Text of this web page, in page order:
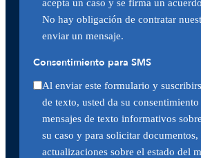
acepta un caso y se firma un
No hay obligación de contratar
enviar un mensaje.
Consentimiento para SMS
Al enviar este formulario y
de texto, usted da su
mensajes de texto informativos
su caso y para solicitar
actualizaciones sobre el estado del